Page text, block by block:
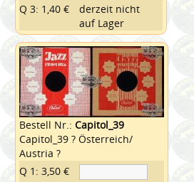
Q 3: 1,40 €
derzeit nicht
auf Lager
Bestell Nr.:Capitol_39
Capitol_39 ? Österreich/
Austria ?
Q 1: 3,50 €